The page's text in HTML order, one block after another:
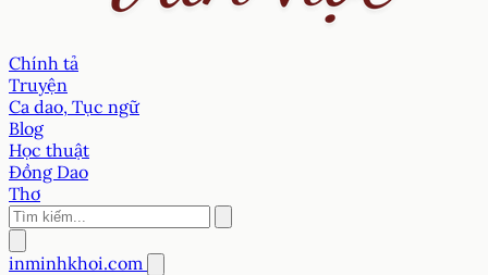
Chính tả
Truyện
Ca dao, Tục ngữ
Blog
Học thuật
Đồng Dao
Thơ
inminhkhoi.com